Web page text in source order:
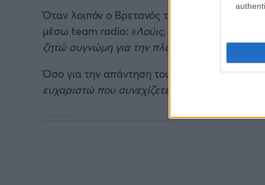
Όταν λοιπόν ο Βρετανός τερμάτισε και
μέσω team radio: «Λούις, όλοι ξέρουμε πως
ζητώ συγνώμη για την πλάτη σου, θα βρούμε
Όσο για την απάντηση του Χάμιλτον: «Μπράβο
ευχαριστώ που συνεχίζετε να πιέζετε